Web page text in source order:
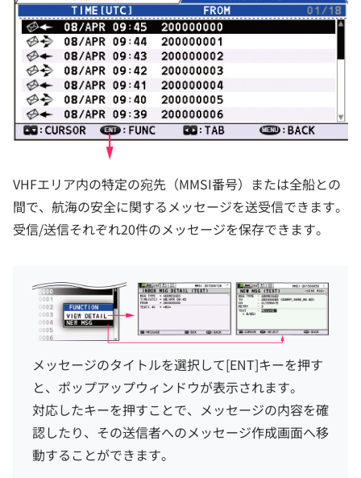
VHFエリア内の特定の宛先（MMSI番号）または全船との
間で、航海の安全に関するメッセージを送受信できます。
受信/送信それぞれ20件のメッセージを保存できます。
メッセージのタイトルを選択して[ENT]キーを押す
と、ポップアップウィンドウが表示されます。
対応したキーを押すことで、メッセージの内容を確
認したり、その送信者へのメッセージ作成画面へ移
動することができます。